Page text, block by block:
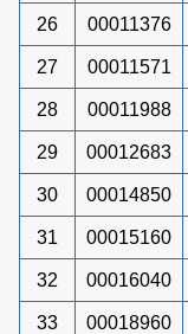
26 00011376
27 00011571
28 00011988
29 00012683
30 00014850
31 00015160
32 00016040
33 00018960